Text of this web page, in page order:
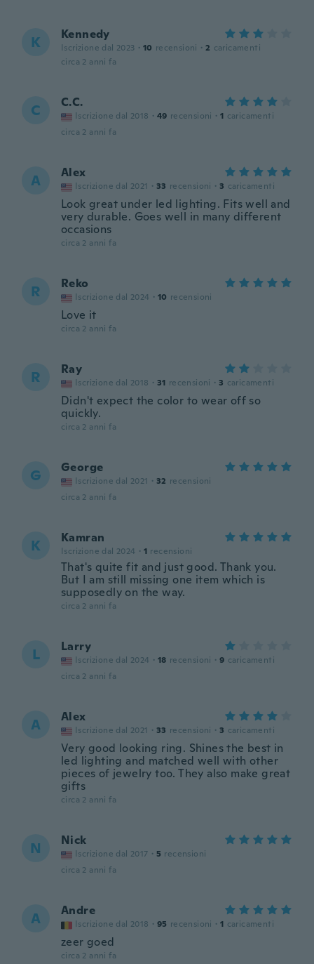
K Kennedy
Iscrizione dal 2023 · 10 recensioni · 2 caricamenti
circa 2 anni fa
C C.C.
Iscrizione dal 2018 · 49 recensioni · 1 caricamenti
circa 2 anni fa
A Alex
Iscrizione dal 2021 · 33 recensioni · 3 caricamenti
Look great under led lighting. Fits well and
very durable. Goes well in many different
occasions
circa 2 anni fa
R Reko
Iscrizione dal 2024 · 10 recensioni
Love it
circa 2 anni fa
R Ray
Iscrizione dal 2018 · 31 recensioni · 3 caricamenti
Didn't expect the color to wear off so
quickly.
circa 2 anni fa
G George
Iscrizione dal 2021 · 32 recensioni
circa 2 anni fa
K Kamran
Iscrizione dal 2024 · 1 recensioni
That's quite fit and just good. Thank you.
But I am still missing one item which is
supposedly on the way.
circa 2 anni fa
L Larry
Iscrizione dal 2024 · 18 recensioni · 9 caricamenti
circa 2 anni fa
A Alex
Iscrizione dal 2021 · 33 recensioni · 3 caricamenti
Very good looking ring. Shines the best in
led lighting and matched well with other
pieces of jewelry too. They also make great
gifts
circa 2 anni fa
N Nick
Iscrizione dal 2017 · 5 recensioni
circa 2 anni fa
A Andre
Iscrizione dal 2018 · 95 recensioni · 1 caricamenti
zeer goed
circa 2 anni fa